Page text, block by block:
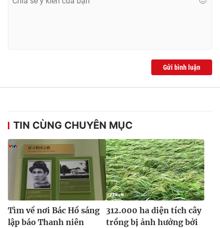
Gửi bình luận
TIN CÙNG CHUYÊN MỤC
Tìm về nơi Bác Hồ sáng
lập báo Thanh niên
312.000 ha diện tích cây
trồng bị ảnh hưởng bởi